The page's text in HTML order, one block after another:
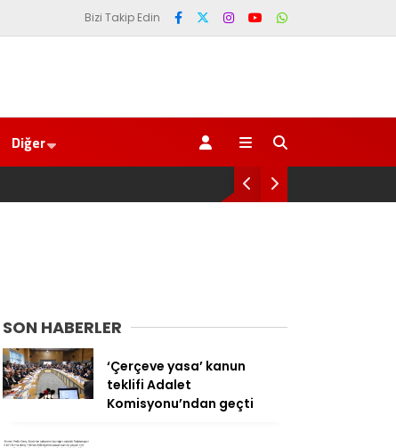
Bizi Takip Edin
Diğer
toprağını satarak
Salah transferi sonrası
SON HABERLER
‘Çerçeve yasa’ kanun
teklifi Adalet
Komisyonu’ndan geçti